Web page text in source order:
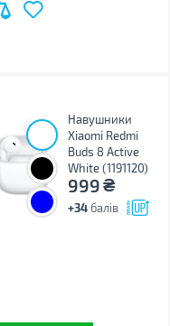
Навушники
Xiaomi Redmi
Buds 8 Active
White (1191120)
999₴
+34 балів